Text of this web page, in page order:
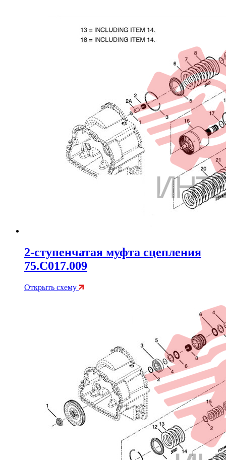
2-ступенчатая муфта сцепления
75.C017.009
Открыть схему